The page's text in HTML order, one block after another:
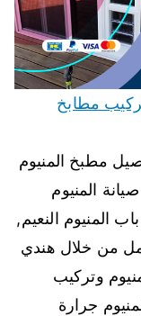
52227343 فني تركيب مطابخ
مطبخ المنيوم
المنيوم
المنيوم النعيم,
من خلال هندي
وتركيب
جرارة